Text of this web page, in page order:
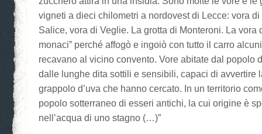
vigneti a dieci chilometri a nordovest di Lecce: vora
Salice, vora di Veglie. La grotta di Monteroni. La vora
monaci” perché affogò e ingoiò con tutto il carro
recavano al vicino convento. Vore abitate dal popolo
dalle lunghe dita sottili e sensibili, capaci di avvertire
grappolo d’uva che hanno cercato. In un territorio
popolo sotterraneo di esseri antichi, la cui origine è
nell’acqua di uno stagno (…)”